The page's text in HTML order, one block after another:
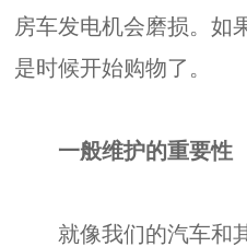
房车发电机会磨损。如
是时候开始购物了。
一般维护的重要性
就像我们的汽车和